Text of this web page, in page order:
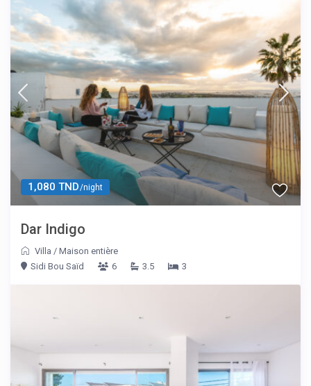
1,080 TND/night
Dar Indigo
Villa /Maison entière
Sidi Bou Saïd
6 3.5 3